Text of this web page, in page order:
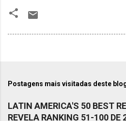
Postagens mais visitadas deste
LATIN AMERICA'S 50 BEST
REVELA RANKING 51-100 DE